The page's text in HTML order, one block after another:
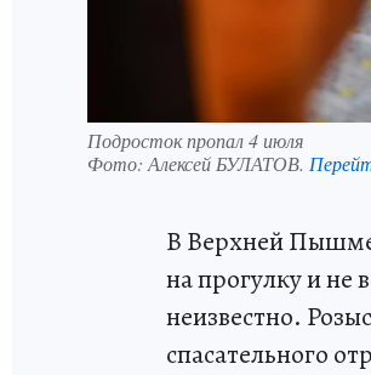
Подросток пропал 4 июля
Фото:Алексей БУЛАТОВ.
В Верхней Пышме
на прогулку и не
неизвестно.
спасательного